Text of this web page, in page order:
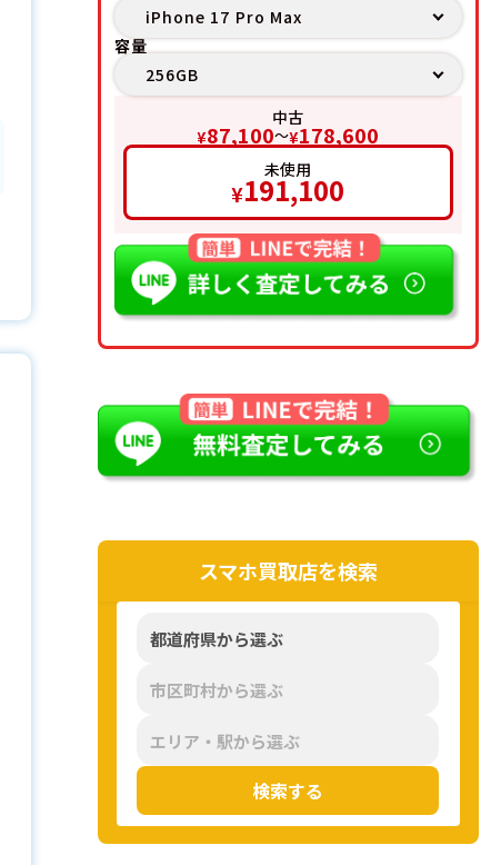
容量
中古
¥87,100〜¥178,600
未使用
¥191,100
スマホ買取店を検索
検索する